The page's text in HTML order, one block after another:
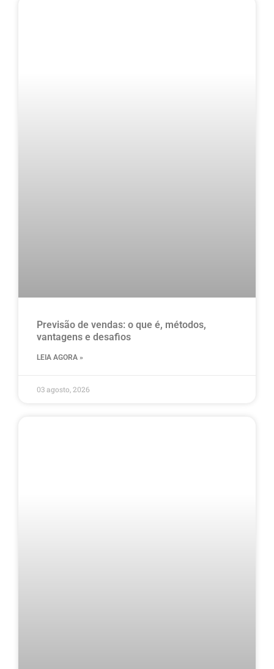
Previsão de vendas: o que é, métodos,
vantagens e desafios
LEIA AGORA »
03 agosto, 2026